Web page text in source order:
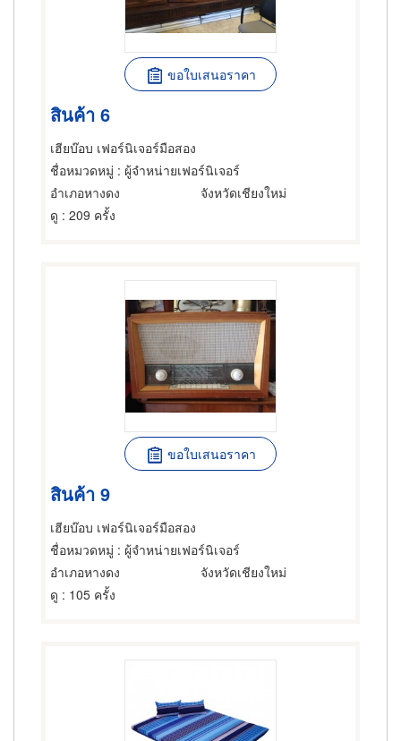
ขอใบเสนอราคา
สินค้า 6
เฮียบ๊อบ เฟอร์นิเจอร์มือสอง
ชื่อหมวดหมู่ : ผู้จำหน่ายเฟอร์นิเจอร์
อำเภอหางดง
จังหวัดเชียงใหม่
ดู : 209 ครั้ง
ขอใบเสนอราคา
สินค้า 9
เฮียบ๊อบ เฟอร์นิเจอร์มือสอง
ชื่อหมวดหมู่ : ผู้จำหน่ายเฟอร์นิเจอร์
อำเภอหางดง
จังหวัดเชียงใหม่
ดู : 105 ครั้ง